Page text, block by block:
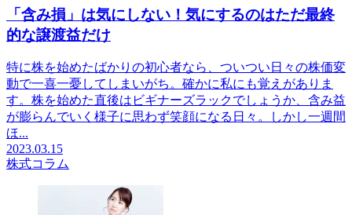
「含み損」は気にしない！気にするのはただ最終
的な譲渡益だけ
特に株を始めたばかりの初心者なら、ついつい日々の株価変
動で一喜一憂してしまいがち。確かに私にも覚えがありま
す。株を始めた直後はビギナーズラックでしょうか、含み益
が膨らんでいく様子に思わず笑顔になる日々。しかし一週間
ほ...
2023.03.15
株式コラム